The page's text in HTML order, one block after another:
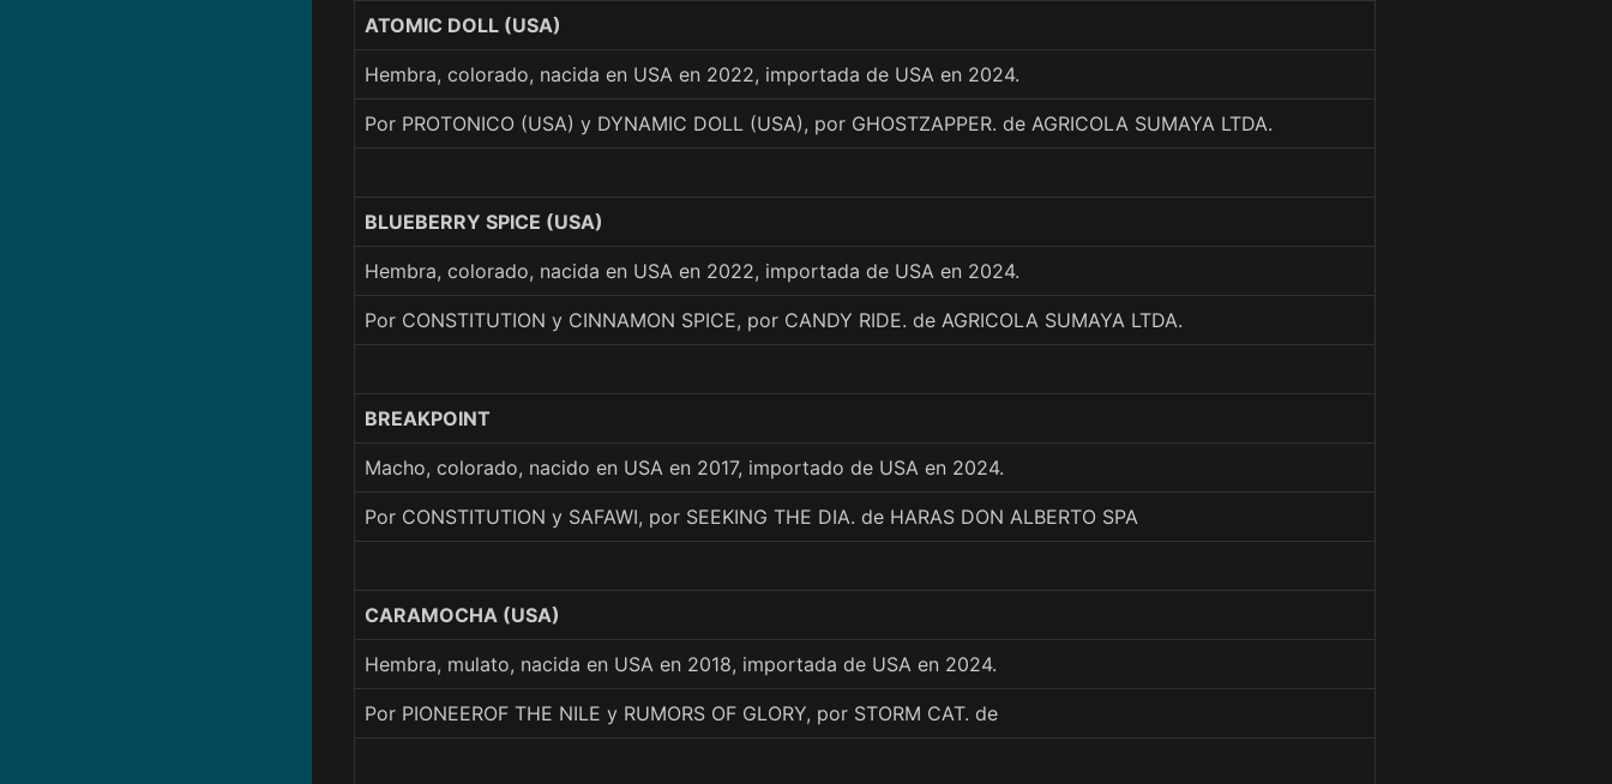
ATOMIC DOLL (USA)
Hembra, colorado, nacida en USA en 2022, importada de USA en 2024.
Por PROTONICO (USA) y DYNAMIC DOLL (USA), por GHOSTZAPPER. de AGRICOLA SUMAYA LTDA.
BLUEBERRY SPICE (USA)
Hembra, colorado, nacida en USA en 2022, importada de USA en 2024.
Por CONSTITUTION y CINNAMON SPICE, por CANDY RIDE. de AGRICOLA SUMAYA LTDA.
BREAKPOINT
Macho, colorado, nacido en USA en 2017, importado de USA en 2024.
Por CONSTITUTION y SAFAWI, por SEEKING THE DIA. de HARAS DON ALBERTO SPA
CARAMOCHA (USA)
Hembra, mulato, nacida en USA en 2018, importada de USA en 2024.
Por PIONEEROF THE NILE y RUMORS OF GLORY, por STORM CAT. de